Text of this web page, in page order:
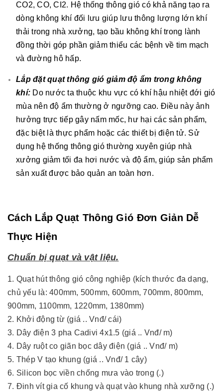
CO2, CO, CI2. Hệ thống thông gió có khả năng tạo ra
dòng không khí đối lưu giúp lưu thông lượng lớn khí
thải trong nhà xưởng, tạo bầu không khí trong lành
đồng thời góp phần giảm thiểu các bệnh về tim mạch
và đường hô hấp.
Lắp đặt quạt thông gió giảm độ ẩm trong không
khí: Do nước ta thuộc khu vực có khí hậu nhiệt đới gió
mùa nên độ ẩm thường ở ngưỡng cao. Điều này ảnh
hưởng trực tiếp gây nấm mốc, hư hại các sản phẩm,
đặc biệt là thực phẩm hoặc các thiết bị điện tử. Sử
dụng hệ thống thông gió thường xuyên giúp nhà
xưởng giảm tối đa hơi nước và độ ẩm, giúp sản phẩm
sản xuất được bảo quản an toàn hơn.
Cách Lắp Quạt Thông Gió Đơn Giản Dễ
Thực Hiện
Chuẩn bị quạt và vật liệu.
1. Quạt hút thông gió công nghiệp (kích thước đa dạng,
chủ yếu là: 400mm, 500mm, 600mm, 700mm, 800mm,
900mm, 1100mm, 1220mm, 1380mm)
2. Khởi động từ (giá .. Vnđ/ cái)
3. Dây điện 3 pha Cadivi 4x1.5 (giá .. Vnđ/ m)
4. Dây ruột co giãn bọc dây điện (giá .. Vnđ/ m)
5. Thép V tạo khung (giá .. Vnđ/ 1 cây)
6. Silicon bọc viền chống mưa vào trong (.)
7. Đinh vít gia cố khung và quạt vào khung nhà xưỡng (.)